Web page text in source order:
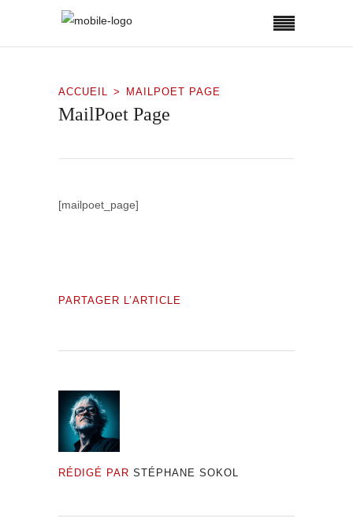
ACCUEIL MAILPOET PAGE
MailPoet Page
[mailpoet_page]
PARTAGER L’ARTICLE
RÉDIGÉ PAR STÉPHANE SOKOL